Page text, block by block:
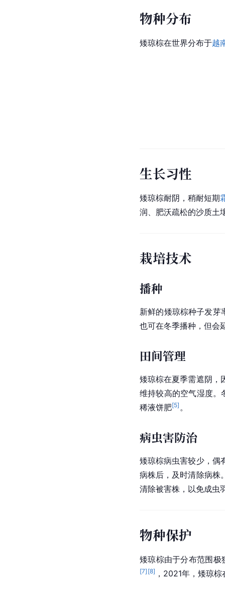
物种分布
矮琼棕在世界分布于越
生长习性
矮琼棕耐阴，稍耐短期
润、肥沃疏松的沙质土
栽培技术
播种
新鲜的矮琼棕种子发
也可在冬季播种，但会
田间管理
矮琼棕在夏季需遮阴，
维持较高的空气湿度。
稀液饼肥[5] 。
病虫害防治
矮琼棕病虫害较少，偶
病株后，及时清除病株
清除被害株，以免成虫
物种保护
矮琼棕由于分布范围极
[7] [8] ，2021年，矮琼